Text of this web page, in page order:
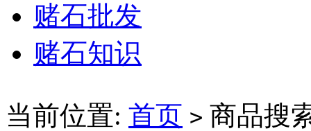
赌石批发
赌石知识
当前位置: 首页 > 商品搜